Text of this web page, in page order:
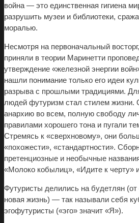
война — это единственная гигиена
разрушить музеи и библиотеки,
моралью.
Несмотря на первоначальный
приняли в теории Маринетти
утверждение «железной энергии
нашли понимание только его идеи
разрыва с прошлыми традициями.
людей футуризм стал стилем жизни.
анархию во всем, полную свободу
правилами хорошего тона и пугали
Стремясь к «сверхновому», они
«похожести», «стандартности».
претенциозные и необычные
«Молоко кобылиц», «Идите к черту»
Футуристы делились на будетлян (от
новая жизнь) — так называли себя
эгофутуристы («эго» значит «Я»).